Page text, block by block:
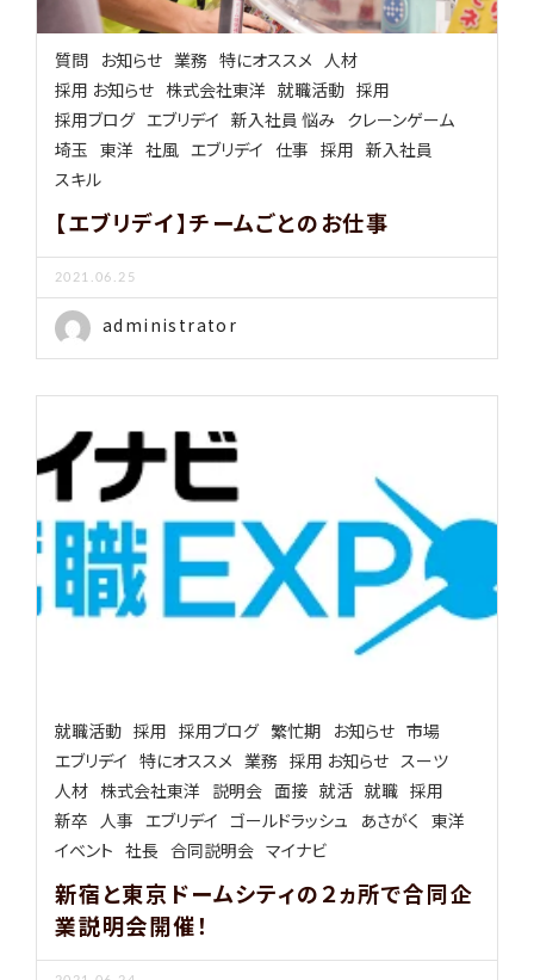
質問 お知らせ 業務 特にオススメ
人材
採用 お知らせ 株式会社東洋 就職活動 採用
採用ブログ エブリデイ 新入社員 悩み クレーンゲーム
埼玉 東洋 社風 エブリデイ 仕事 採用 新入社員
スキル
【エブリデイ】チームごとのお仕事
2021.06.25
administrator
就職活動 採用 採用ブログ 繁忙期 お知らせ 市場
エブリデイ 特にオススメ 業務 採用 お知らせ スーツ
人材 株式会社東洋 説明会 面接 就活 就職 採用
新卒 人事 エブリデイ ゴールドラッシュ あさがく 東洋
イベント 社長 合同説明会 マイナビ
新宿と東京ドームシティの２ヵ所で合同企
業説明会開催！